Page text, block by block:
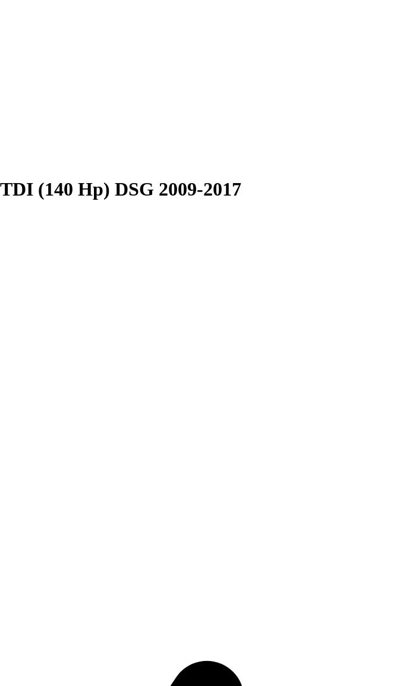
(140 Hp) DSG 2009-2017